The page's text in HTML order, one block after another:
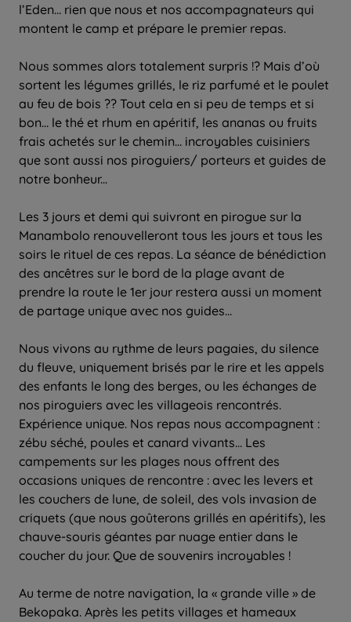
l’Eden… rien que nous et nos accompagnateurs qui
montent le camp et prépare le premier repas.
Nous sommes alors totalement surpris !? Mais d’où
sortent les légumes grillés, le riz parfumé et le poulet
au feu de bois ?? Tout cela en si peu de temps et si
bon… le thé et rhum en apéritif, les ananas ou fruits
frais achetés sur le chemin… incroyables cuisiniers
que sont aussi nos piroguiers/ porteurs et guides de
notre bonheur...
Les 3 jours et demi qui suivront en pirogue sur la
Manambolo renouvelleront tous les jours et tous les
soirs le rituel de ces repas. La séance de bénédiction
des ancêtres sur le bord de la plage avant de
prendre la route le 1er jour restera aussi un moment
de partage unique avec nos guides...
Nous vivons au rythme de leurs pagaies, du silence
du fleuve, uniquement brisés par le rire et les appels
des enfants le long des berges, ou les échanges de
nos piroguiers avec les villageois rencontrés.
Expérience unique. Nos repas nous accompagnent :
zébu séché, poules et canard vivants… Les
campements sur les plages nous offrent des
occasions uniques de rencontre : avec les levers et
les couchers de lune, de soleil, des vols invasion de
criquets (que nous goûterons grillés en apéritifs), les
chauve-souris géantes par nuage entier dans le
coucher du jour. Que de souvenirs incroyables !
Au terme de notre navigation, la « grande ville » de
Bekopaka. Après les petits villages et hameaux